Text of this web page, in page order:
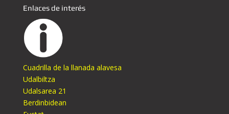
Enlaces de interés
Cuadrilla de la llanada alavesa
Udalbiltza
Udalsarea 21
Berdinbidean